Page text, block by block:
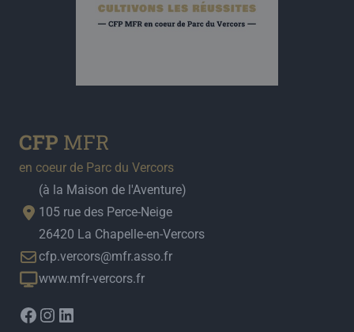
CFP MFR
en coeur de Parc du Vercors
(à la Maison de l'Aventure)
105 rue des Perce-Neige
26420 La Chapelle-en-Vercors
cfp.vercors@mfr.asso.fr
www.mfr-vercors.fr